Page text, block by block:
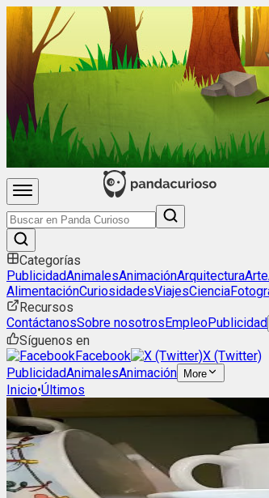
Categorías
PublicidadAnimalesAnimaciónArquitecturaArte
AlimentaciónCuriosidadesViajesCiencia
Recursos
ContáctanosSobre nosotrosEmpleoPublicidad
Síguenos en
Facebook
X (Twitter)
PublicidadAnimalesAnimación More
Inicio•Últimos